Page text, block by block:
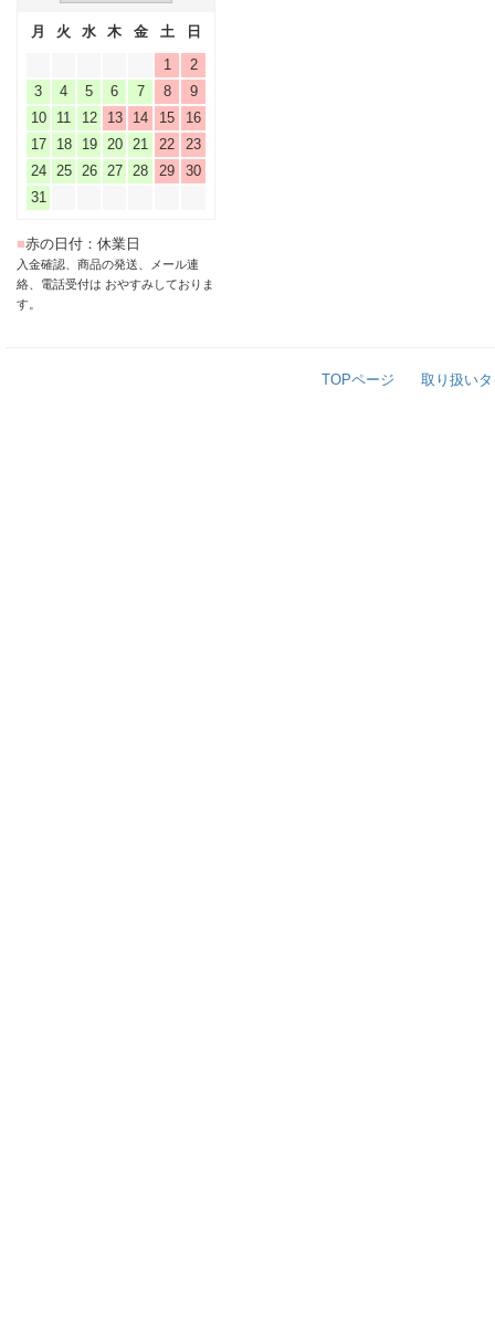
月 火 水 木 金 土
日
1
2
3
4 5 6 7 8
9
10
11 12 13 14 15
16
17
18 19 20 21 22
23
24
25 26 27 28 29
30
31
■赤の日付：休業日
入金確認、商品の発送、メール連
絡、電話受付は おやすみしておりま
す。
TOPページ 取り扱い